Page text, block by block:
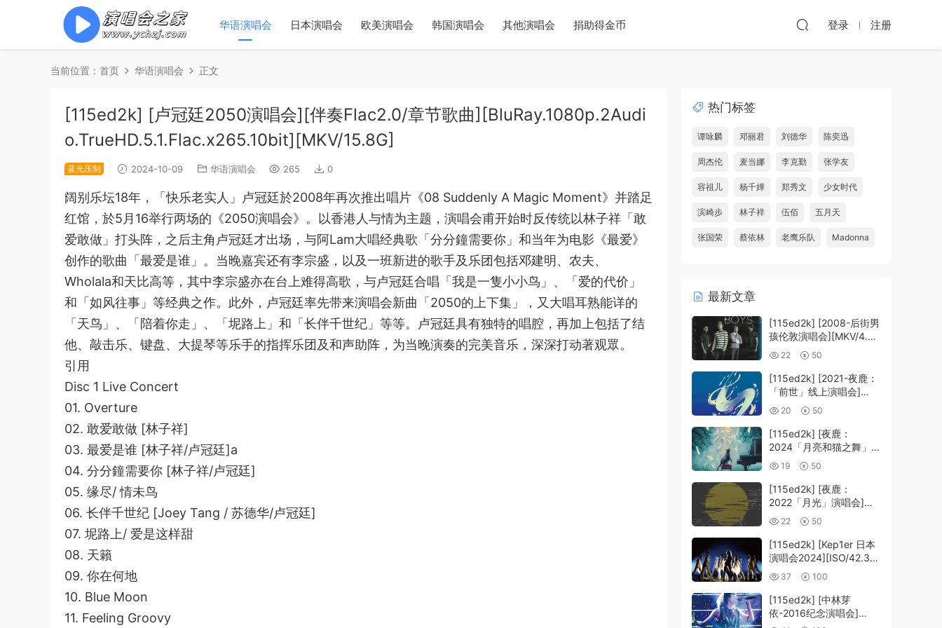
华语演唱会 日本演唱会 欧美演唱会 韩国演唱会 其他演唱会 捐助得金币 登录 注册
当前位置： 首页 华语演唱会 正文
[115ed2k] [卢冠廷2050演唱会][伴奏Flac2.0/章节歌曲][BluRay.1080p.2Audi
o.TrueHD.5.1.Flac.x265.10bit][MKV/15.8G]
蓝光压制 2024-10-09 华语演唱会 265 0
阔别乐坛18年，「快乐老实人」卢冠廷於2008年再次推出唱片《08 Suddenly A Magic Moment》并踏足
红馆，於5月16举行两场的《2050演唱会》。以香港人与情为主题，演唱会甫开始时反传统以林子祥「敢
爱敢做」打头阵，之后主角卢冠廷才出场，与阿Lam大唱经典歌「分分鐘需要你」和当年为电影《最爱》
创作的歌曲「最爱是谁」。当晚嘉宾还有李宗盛，以及一班新进的歌手及乐团包括邓建明、农夫、
Wholala和天比高等，其中李宗盛亦在台上难得高歌，与卢冠廷合唱「我是一隻小小鸟」、「爱的代价」
和「如风往事」等经典之作。此外，卢冠廷率先带来演唱会新曲「2050的上下集」，又大唱耳熟能详的
「天鸟」、「陪着你走」、「坭路上」和「长伴千世纪」等等。卢冠廷具有独特的唱腔，再加上包括了结
他、敲击乐、键盘、大提琴等乐手的指挥乐团及和声助阵，为当晚演奏的完美音乐，深深打动著观眾。
引用
Disc 1 Live Concert
01. Overture
02. 敢爱敢做 [林子祥]
03. 最爱是谁 [林子祥/卢冠廷]a
04. 分分鐘需要你 [林子祥/卢冠廷]
05. 缘尽/ 情未鸟
06. 长伴千世纪 [Joey Tang / 苏德华/卢冠廷]
07. 坭路上/ 爱是这样甜
08. 天籟
09. 你在何地
10. Blue Moon
11. Feeling Groovy
热门标签
谭咏麟 邓丽君 刘德华 陈奕迅
周杰伦 麦当娜 李克勤 张学友
容祖儿 杨千嬅 郑秀文 少女时代
滨崎步 林子祥 伍佰 五月天
张国荣 蔡依林 老鹰乐队 Madonna
最新文章
[115ed2k] [2008-后街男
孩伦敦演唱会][MKV/4.39
GiB][1080P]
22 50
[115ed2k] [2021-夜鹿：
「前世」线上演唱会]
[MKV/12.83 GiB]
[1080p.BluRay.FLAC2.0
.x264]
20 50
[115ed2k] [夜鹿：
2024「月亮和猫之舞」演
唱会][MKV/22.20 GiB]
[1080p.BluRay.FLAC2.0
.x264]
19 50
[115ed2k] [夜鹿：
2022「月光」演唱会]
[MKV/14.65 GiB]
[1080p.BluRay.FLAC2.0
.x264]
22 50
[115ed2k] [Kep1er 日本
演唱会2024][ISO/42.36
GiB]
37 100
[115ed2k] [中林芽
依-2016纪念演唱会]